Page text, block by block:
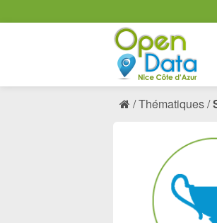
Thématiques